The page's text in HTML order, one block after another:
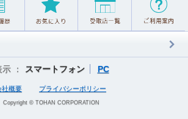
： スマートフォン PC
社概要 プライバシーポリシー
Copyright © TOHAN CORPORATION